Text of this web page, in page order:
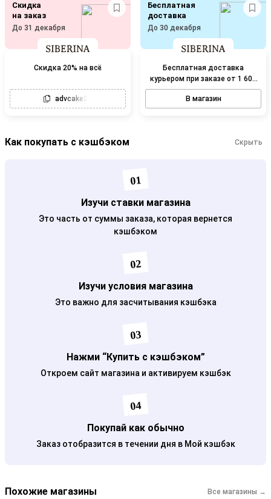
Скидка
на заказ
До 31 декабря
Скидка 20% на всё
advcake20
Бесплатная
доставка
До 30 декабря
Бесплатная доставка
курьером при заказе от 1 600
рублей
В магазин
Как покупать с кэшбэком Скрыть
01
Изучи ставки магазина
Это часть от суммы заказа, которая вернется
кэшбэком
02
Изучи условия магазина
Это важно для засчитывания кэшбэка
03
Нажми “Купить с кэшбэком”
Откроем сайт магазина и активируем кэшбэк
04
Покупай как обычно
Заказ отобразится в течении дня в Мой кэшбэк
Похожие магазины Все магазины →